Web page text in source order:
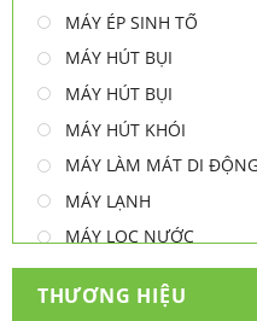
MÁY ÉP SINH TỐ
MÁY HÚT BỤI
MÁY HÚT BỤI
MÁY HÚT KHÓI
MÁY LÀM MÁT DI
MÁY LẠNH
MÁY LỌC NƯỚC
MÁY NƯỚC NÓNG
MÁY NƯỚC NÓNG -
THƯƠNG HIỆU